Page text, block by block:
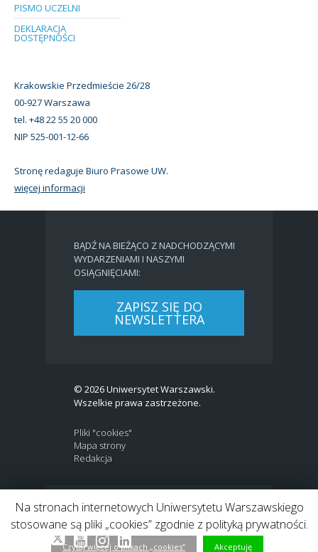
PISMO UCZELNI
DEKLARACJA
DOSTĘPNOŚCI
Krakowskie Przedmieście 26/28
00-927 Warszawa
tel. +48 22 55 20 000
NIP 525-001-12-66
Stronę redaguje Biuro Prasowe UW.
więcej informacji
BĄDŹ NA BIEŻĄCO Z NADCHODZĄCYMI
WYDARZENIAMI I NASZYMI
OSIĄGNIĘCIAMI:
ZAPISZ SIĘ DO
NEWSLETTERA
© 2026 Uniwersytet Warszawski.
Wszelkie prawa zastrzeżone.
Pliki "cookies"
Mapa strony
Redakcja
BIP | EN
Link do profilu Facebook
Link to Twitter profile
Link do kanału Youtube
Link do profilu Instagram
Link do profilu LinkedIn
Na stronach internetowych Uniwersytetu Warszawskiego
stosowane są pliki „cookies” zgodnie z polityką prywatności.
Czytaj więcej o plikach „cookies” Akceptuję